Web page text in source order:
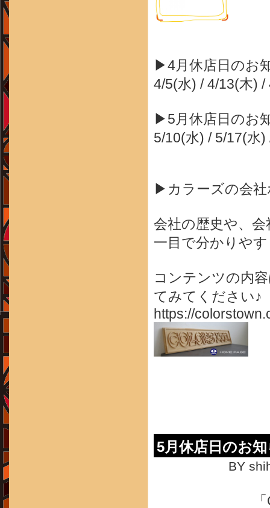
▶4月休店日のお
4/5(水) / 4/13(木)
▶5月休店日のお
5/10(水) / 5/17(水)
▶カラーズの会
会社の歴史や、
一目で分かりや
コンテンツの内
てみてください♪
https://
5月休店日のお
BY